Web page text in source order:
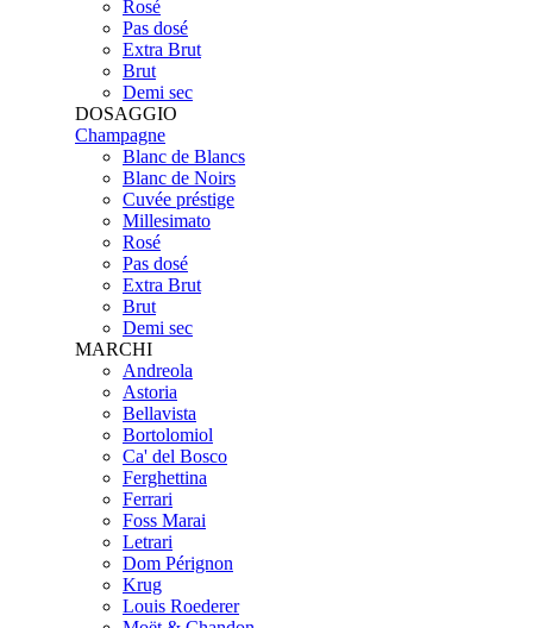
Rosé
Pas dosé
Extra Brut
Brut
Demi sec
DOSAGGIO
Champagne
Blanc de Blancs
Blanc de Noirs
Cuvée préstige
Millesimato
Rosé
Pas dosé
Extra Brut
Brut
Demi sec
MARCHI
Andreola
Astoria
Bellavista
Bortolomiol
Ca' del Bosco
Ferghettina
Ferrari
Foss Marai
Letrari
Dom Pérignon
Krug
Louis Roederer